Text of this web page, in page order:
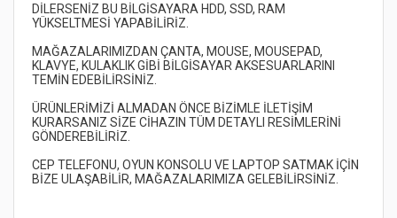
DİLERSENİZ BU BİLGİSAYARA HDD, SSD, RAM
MAĞAZALARIMIZDAN ÇANTA, MOUSE, MOUSEPAD,
KLAVYE, KULAKLIK GİBİ BİLGİSAYAR AKSESUARLARINI
ÜRÜNLERİMİZİ ALMADAN ÖNCE BİZİMLE İLETİŞİM
KURARSANIZ SİZE CİHAZIN TÜM DETAYLI RESİMLERİNİ
CEP TELEFONU, OYUN KONSOLU VE LAPTOP SATMAK İÇİN